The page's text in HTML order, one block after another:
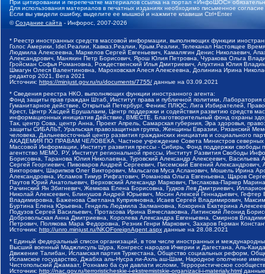
При цитировании и перепечатке материалов ссылка на портал «ИнфоШОС»
Для использования материалов в печатных изданиях необходимо письменное
Если вы увидели ошибку, выделите ее мышкой и нажмите клавиши Ctrl+Enter
©Создание сайта - Инфорос, 2007-2026
* Реестр иностранных средств массовой информации, выполняющих функции
Голос Америки, Idel.Реалии, Кавказ.Реалии, Крым.Реалии, Телеканал Настоящее
Людмила Алексеевна, Маркелов Сергей Евгеньевич, Камалягин Денис Николаевич,
Александрович, Маняхин Петр Борисович, Ярош Юлия Петровна, Чуракова Ольга
Гройсман Софья Романовна, Рождественский Илья Дмитриевич, Апухтина Юлия
Шмагун Олеся Валентиновна, Мароховская Алеся Алексеевна, Долинина Ирина
редактор 2021, Вега 2021
Источник: https://minjust.gov.ru/ru/documents/7755/ данные на 03.09.2021
* Сведения реестра НКО, выполняющих функции иностранного агента:
Фонд защиты прав граждан Штаб, Институт права и публичной политики,
Гуманитарное действие, Открытый Петербург, Феникс ПЛЮС, Лига Избирателей,
Крест, Центр Хасдей Ерушалаим, Центр поддержки и содействия развитию средств
информационных инициатив Действие, ВМЕСТЕ, Благотворительный фонд охраны
Так, центр Сова, центр Анна, Проект Апрель, Самарская губерния, Эра здоровья,
защиты СИБАЛЬТ, Уральская правозащитная группа, Женщины Евразии, Рязанский
человека, Дальневосточный центр развития гражданских инициатив и социального
АКАДЕМИЯ ПО ПРАВАМ ЧЕЛОВЕКА, Частное учреждение Совета Министров северных
Массовой Информации, Институт развития прессы - Сибирь, Фонд поддержки
агентство МЕМО. РУ, Институт региональной прессы, Институт Развития Свободы
Борисовна, Таранова Юлия Николаевна, Туровский Александр Алексеевич,
Сергей Георгиевич, Пивоваров Андрей Сергеевич, Писемский Евгений
Викторович, Шарипков Олег Викторович, Мальсагов Муса Асланович, Мошель Ирина
Александровна, Исламов Тимур Рифгатович, Романова Ольга Евгеньевна, Щаров
Паутов Юрий Анатольевич, Верховский Александр Маркович, Пислакова-Паркер
Рачинский Ян Збигневич, Жемкова Елена Борисовна, Гудков Лев Дмитриевич,
Николай Алексеевич, Блинушов Андрей Юрьевич, Мосин Алексей Геннадьевич,
Владимировна, Баженова Светлана Куприяновна, Исаев Сергей Владимирович,
Буртина Елена Юрьевна, Гендель Людмила Залмановна, Кокорина Екатерина
Подузов Сергей Васильевич, Протасова Ирина Вячеславовна, Литинский Леонид
Добровольская Анна Дмитриевна, Королева Александра Евгеньевна, Смирнов
Петрович, Полякова Мара Федоровна, Резник Генри Маркович, Захаров Герман
Источник: http://unro.minjust.ru/NKOForeignAgent.aspx данные на 28.08.2021
* Единый федеральный список организаций, в том числе иностранных и
Высший военный Маджлисуль Шура, Конгресс народов Ичкерии и Дагестана, Аль-
Движение Талибан, Исламская партия Туркестана, Общество социальных реформ,
Исламское государство, Джабха аль-Нусра ли-Ахль аш-Шам, Народное ополчение
Чистопольский Джамаат, Рохнамо ба суи давлати исломи, Террористическое
Источник: http://nac.gov.ru/terroristicheskie-i-ekstremistskie-organizacii-i-materialy.html